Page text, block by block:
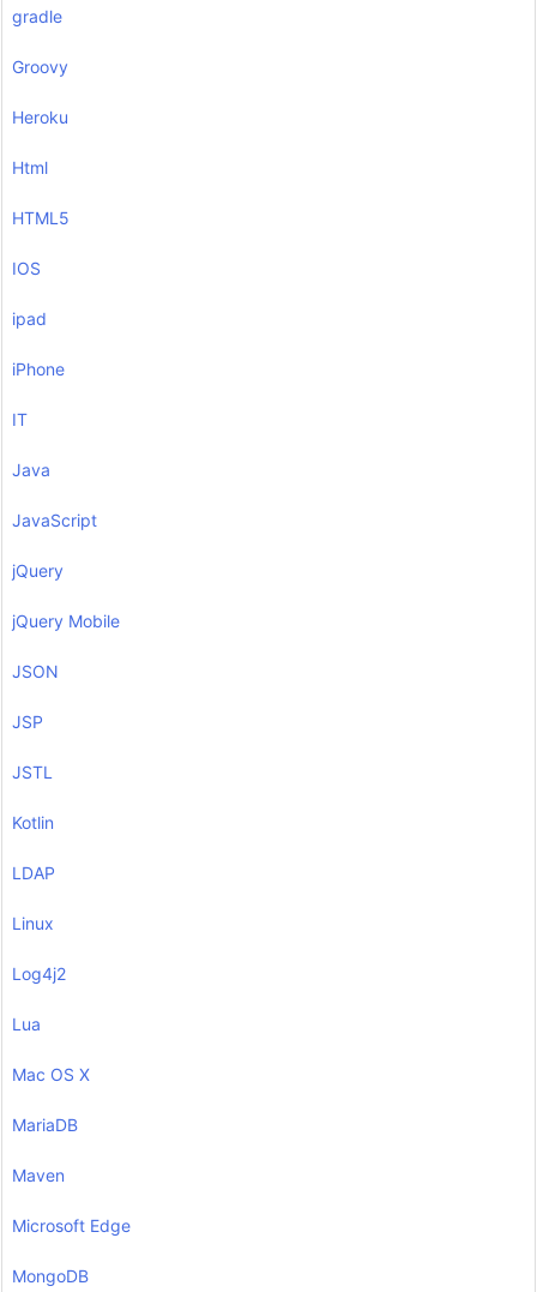
gradle
Groovy
Heroku
Html
HTML5
IOS
ipad
iPhone
IT
Java
JavaScript
jQuery
jQuery Mobile
JSON
JSP
JSTL
Kotlin
LDAP
Linux
Log4j2
Lua
Mac OS X
MariaDB
Maven
Microsoft Edge
MongoDB